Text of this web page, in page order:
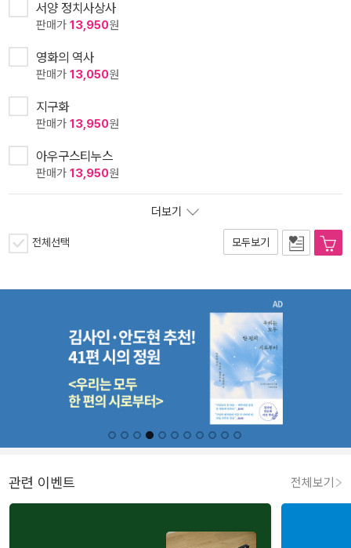
서양 정치사상사
판매가 13,950원
영화의 역사
판매가 13,050원
지구화
판매가 13,950원
아우구스티누스
판매가 13,950원
더보기
전체선택 모두보기
관련 이벤트 전체보기